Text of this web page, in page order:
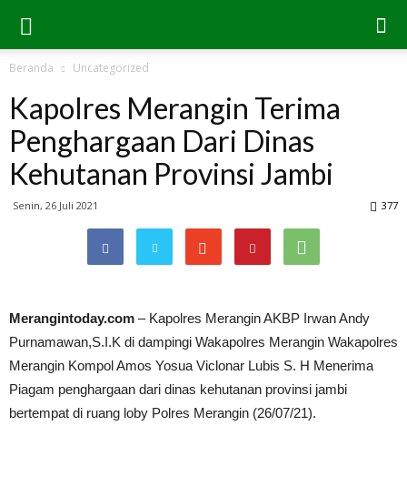
Beranda Uncategorized
Kapolres Merangin Terima
Penghargaan Dari Dinas
Kehutanan Provinsi Jambi
Senin, 26 Juli 2021 377
Merangintoday.com – Kapolres Merangin AKBP Irwan Andy
Purnamawan,S.I.K di dampingi Wakapolres Merangin Wakapolres
Merangin Kompol Amos Yosua Viclonar Lubis S. H Menerima
Piagam penghargaan dari dinas kehutanan provinsi jambi
bertempat di ruang loby Polres Merangin (26/07/21).